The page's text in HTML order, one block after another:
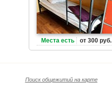
Места есть от 300 руб.
Поиск общежитий на карте